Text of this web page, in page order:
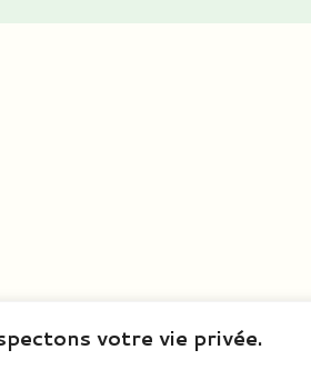
votre vie privée.